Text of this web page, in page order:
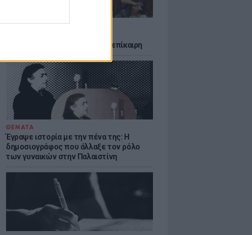
POP CULTURE
νεοπλουτισμό και παραμένει επίκαιρη
ΘΕΜΑΤΑ
Έγραψε ιστορία με την πένα της: Η
δημοσιογράφος που άλλαξε τον ρόλο
των γυναικών στην Παλαιστίνη